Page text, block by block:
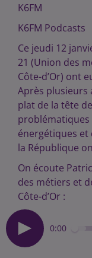
K6FM
K6FM Podcasts
Ce jeudi 12
21 (Union des
Côte-d’Or) ont
Après plusieurs
plat de la tête
énergétiques et
la République
On écoute
des métiers et
Côte-d’Or :
0:00